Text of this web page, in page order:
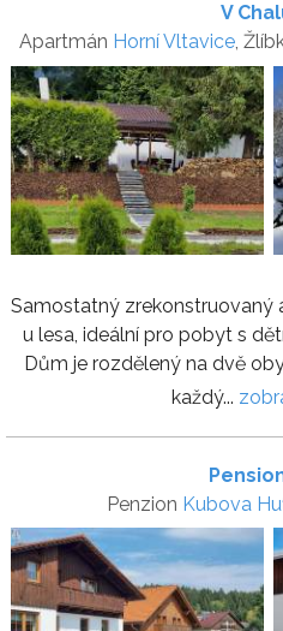
V
Apartmán Horní Vltavice,
Samostatný zrekonstruovaný
u lesa, ideální pro pobyt s
Dům je rozdělený na dvě
každý...
Penzion Kubova